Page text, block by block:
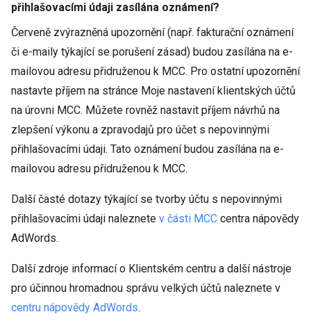
přihlašovacími údaji zasílána oznámení?
Červeně zvýrazněná upozornění (např. fakturační oznámení
či e-maily týkající se porušení zásad) budou zasílána na e-
mailovou adresu přidruženou k MCC. Pro ostatní upozornění
nastavte příjem na stránce Moje nastavení klientských účtů
na úrovni MCC. Můžete rovněž nastavit příjem návrhů na
zlepšení výkonu a zpravodajů pro účet s nepovinnými
přihlašovacími údaji. Tato oznámení budou zasílána na e-
mailovou adresu přidruženou k MCC.
Další časté dotazy týkající se tvorby účtu s nepovinnými
přihlašovacími údaji naleznete v části MCC centra nápovědy
AdWords.
Další zdroje informací o Klientském centru a další nástroje
pro účinnou hromadnou správu velkých účtů naleznete v
centru nápovědy AdWords.